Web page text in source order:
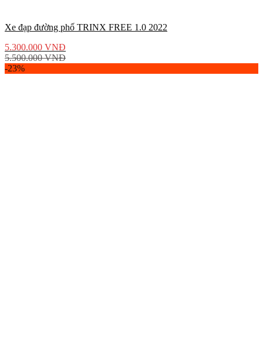
Xe đạp đường phố TRINX FREE 1.0 2022
5.300.000 VNĐ
5.500.000VNĐ
-23%